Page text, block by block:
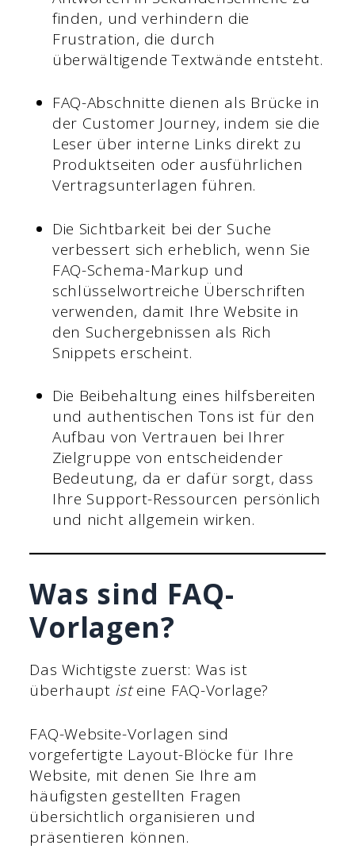
finden, und verhindern die
Frustration, die durch
überwältigende Textwände entsteht.
FAQ-Abschnitte dienen als Brücke in
der Customer Journey, indem sie die
Leser über interne Links direkt zu
Produktseiten oder ausführlichen
Vertragsunterlagen führen.
Die Sichtbarkeit bei der Suche
verbessert sich erheblich, wenn Sie
FAQ-Schema-Markup und
schlüsselwortreiche Überschriften
verwenden, damit Ihre Website in
den Suchergebnissen als Rich
Snippets erscheint.
Die Beibehaltung eines hilfsbereiten
und authentischen Tons ist für den
Aufbau von Vertrauen bei Ihrer
Zielgruppe von entscheidender
Bedeutung, da er dafür sorgt, dass
Ihre Support-Ressourcen persönlich
und nicht allgemein wirken.
Was sind FAQ-
Vorlagen?
Das Wichtigste zuerst: Was ist
überhaupt isteine FAQ-Vorlage?
FAQ-Website-Vorlagen sind
vorgefertigte Layout-Blöcke für Ihre
Website, mit denen Sie Ihre am
häufigsten gestellten Fragen
übersichtlich organisieren und
präsentieren können.